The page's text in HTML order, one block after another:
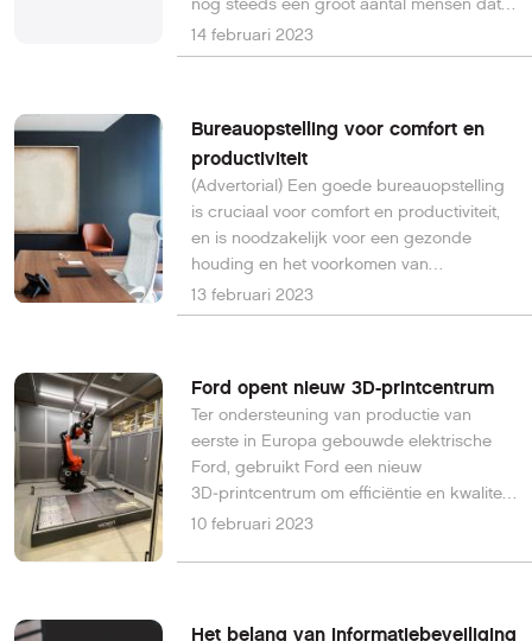
nog steeds een groot aantal mensen dat
nog niet zoveel over dit onderwerp afweet.
Dit is erg jammer, want goede hosting kan
14 februari 2023
Bureauopstelling voor comfort en
productiviteit
(Advertorial) Een goede bureauopstelling
is cruciaal voor comfort en productiviteit,
en is noodzakelijk voor een gezonde
houding en het voorkomen van
vermoeidheid en vervelende fysieke
klachten.
13 februari 2023
Ford opent nieuw 3D-printcentrum
Ter ondersteuning van productie van
eerste in Europa gebouwde elektrische
Ford, gebruikt Ford een nieuw
3D‑printcentrum om efficiëntie en kwaliteit
van productieprocessen te verbeteren.
10 februari 2023
Het belang van informatiebeveiliging